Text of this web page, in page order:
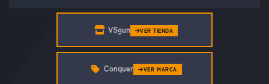
VSgun VER TIENDA
Conquer VER MARCA